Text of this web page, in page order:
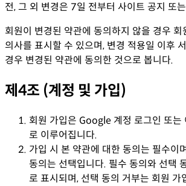
전, 그 외 변경은 7일 전부터 사이트 공지 또
회원이 변경된 약관에 동의하지 않을 경우
의사를 표시할 수 있으며, 변경 적용일 이후
경우 변경된 약관에 동의한 것으로 봅니다.
제4조 (계정 및 가입)
회원 가입은 Google 계정 로그인 또는
로 이루어집니다.
가입 시 본 약관에 대한 동의는 필수이
동의는 선택입니다. 필수 동의와 선택
로 표시되며, 선택 동의 거부는 회원 가